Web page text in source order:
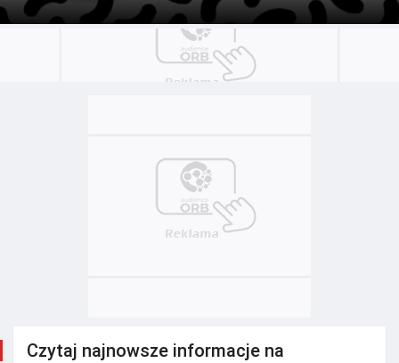
Czytaj najnowsze informacje na